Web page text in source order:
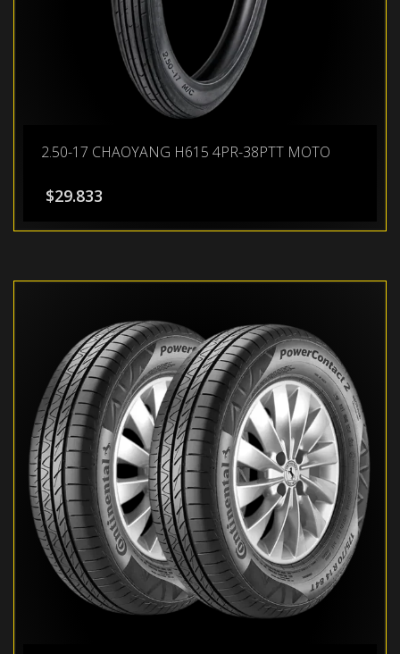
2.50-17 CHAOYANG H615 4PR-38PTT MOTO
$29.833